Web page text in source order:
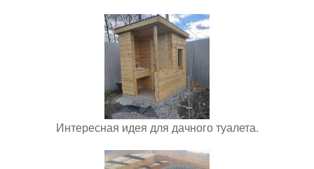
Интересная идея для дачного туалета.